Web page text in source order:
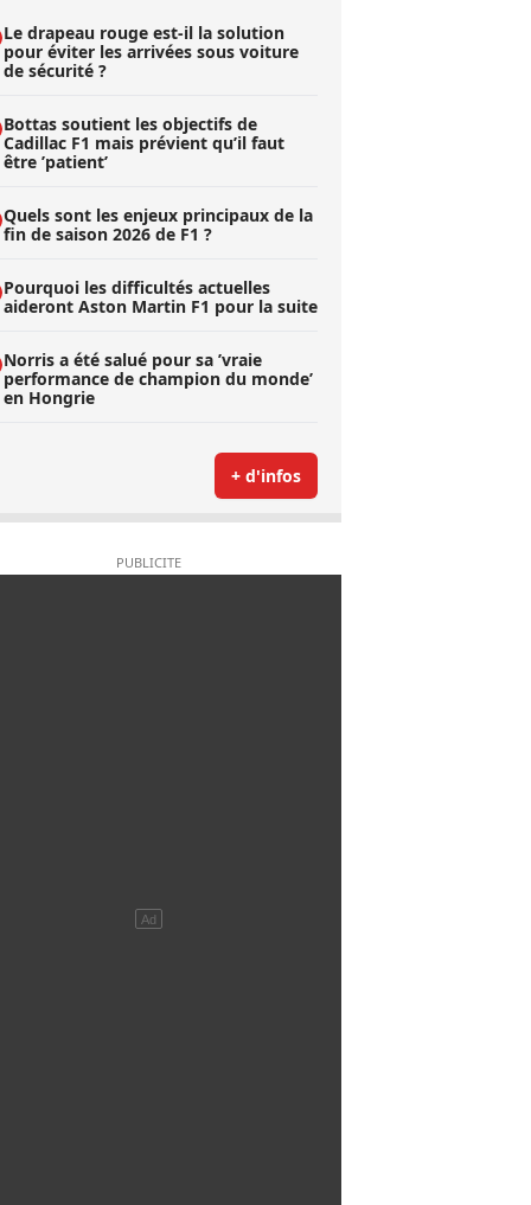
Le drapeau rouge est-il la solution
pour éviter les arrivées sous voiture
de sécurité ?
Bottas soutient les objectifs de
Cadillac F1 mais prévient qu’il faut
être ’patient’
Quels sont les enjeux principaux de la
fin de saison 2026 de F1 ?
Pourquoi les difficultés actuelles
aideront Aston Martin F1 pour la suite
Norris a été salué pour sa ’vraie
performance de champion du monde’
en Hongrie
+ d'infos